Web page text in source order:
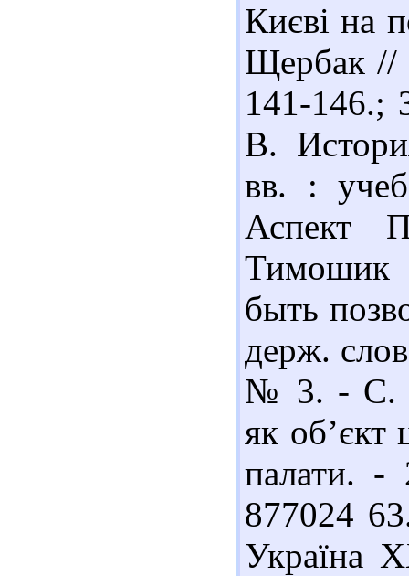
Києві на
Щербак //
141-146.;
В.
вв. :
Аспект
Тимошик
быть
держ.
№ 3. - С.
як об’єкт
палати.
877024
Україна